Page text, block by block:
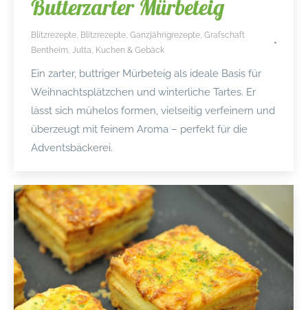
Butterzarter Mürbeteig
Blitzrezepte, Blitzrezepte, Ganzjährigrezepte, Grafschaft
Bentheim, Jutta, Kuchen & Gebäck
Ein zarter, buttriger Mürbeteig als ideale Basis für
Weihnachtsplätzchen und winterliche Tartes. Er
lässt sich mühelos formen, vielseitig verfeinern und
überzeugt mit feinem Aroma – perfekt für die
Adventsbäckerei.